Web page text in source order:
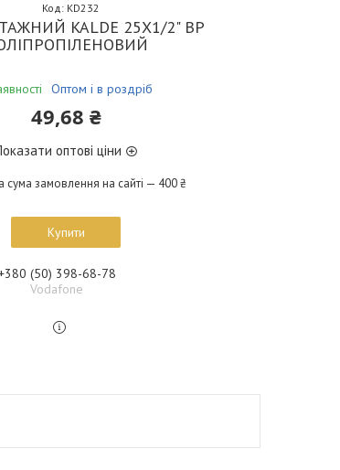
KALDE 25Х1/2" ВР
Оптом і в роздріб
Код: KD232
49,68 ₴
оптові ціни
сума замовлення на сайті — 400 ₴
Купити
(50) 398-68-78
Vodafone